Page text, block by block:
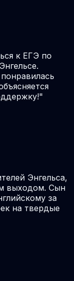
к ЕГЭ по
"
Энгельса,
выходом. Сын
за
на твердые